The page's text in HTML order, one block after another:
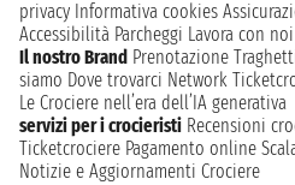
privacy Informativa cookies
Accessibilità Parcheggi Lavora con noi
Il nostro Brand Prenotazione
siamo Dove trovarci Network
Le Crociere nell’era dell’IA generativa
servizi per i crocieristi Recensioni
Ticketcrociere Pagamento online
Notizie e Aggiornamenti Crociere